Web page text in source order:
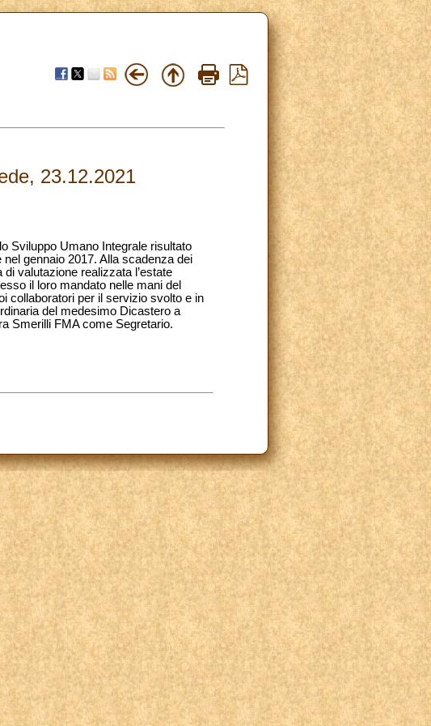
23.12.2021
Sviluppo Umano Integrale risultato
gennaio 2017. Alla scadenza dei
valutazione realizzata l’estate
il loro mandato nelle mani del
collaboratori per il servizio svolto e in
del medesimo Dicastero a
Smerilli FMA come Segretario.